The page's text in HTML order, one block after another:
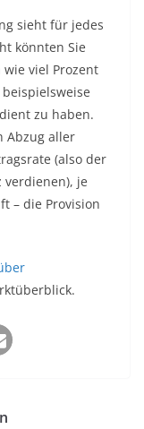
sieht für jedes
könnten Sie
viel Prozent
zu haben.
Abzug aller
(also der
verdienen), je
– die Provision